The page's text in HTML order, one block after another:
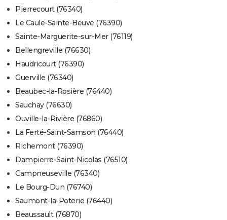
Pierrecourt (76340)
Le Caule-Sainte-Beuve (76390)
Sainte-Marguerite-sur-Mer (76119)
Bellengreville (76630)
Haudricourt (76390)
Guerville (76340)
Beaubec-la-Rosière (76440)
Sauchay (76630)
Ouville-la-Rivière (76860)
La Ferté-Saint-Samson (76440)
Richemont (76390)
Dampierre-Saint-Nicolas (76510)
Campneuseville (76340)
Le Bourg-Dun (76740)
Saumont-la-Poterie (76440)
Beaussault (76870)